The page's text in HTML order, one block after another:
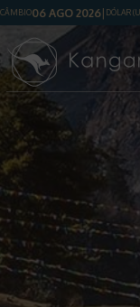
CÂMBIO06 AGO 2026 DÓLAR